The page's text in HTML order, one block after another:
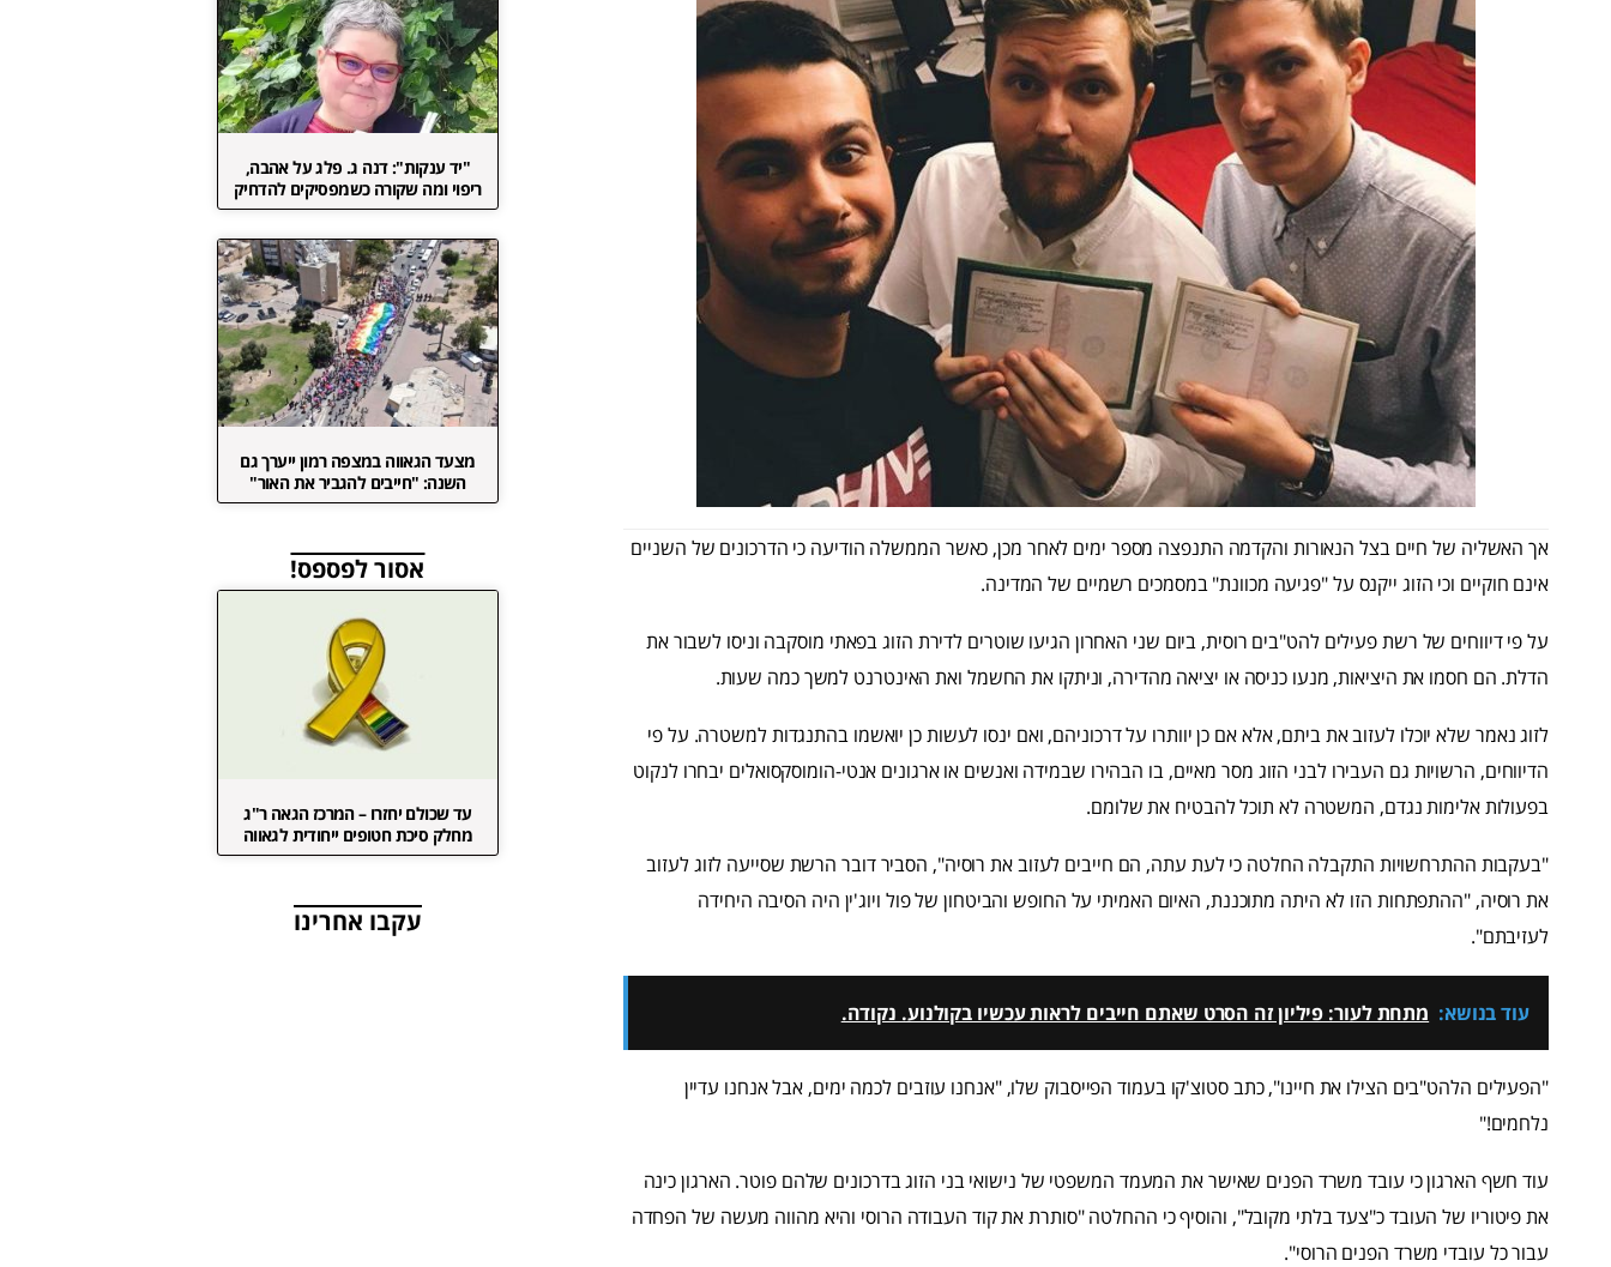
אך האשליה של חיים בצל הנאורות והקדמה התנפצה מספר ימים לאחר מכן, כאשר הממשלה הודיעה כי הדרכונים של השניים
אינם חוקיים וכי הזוג ייקנס על "פגיעה מכוונת" במסמכים רשמיים של המדינה.
על פי דיווחים של רשת פעילים להט"בים רוסית, ביום שני האחרון הגיעו שוטרים לדירת הזוג בפאתי מוסקבה וניסו לשבור את
הדלת. הם חסמו את היציאות, מנעו כניסה או יציאה מהדירה, וניתקו את החשמל ואת האינטרנט למשך כמה שעות.
לזוג נאמר שלא יוכלו לעזוב את ביתם, אלא אם כן יוותרו על דרכוניהם, ואם ינסו לעשות כן יואשמו בהתנגדות למשטרה. על פי
הדיווחים, הרשויות גם העבירו לבני הזוג מסר מאיים, בו הבהירו שבמידה ואנשים או ארגונים אנטי-הומוסקסואלים יבחרו לנקוט
בפעולות אלימות נגדם, המשטרה לא תוכל להבטיח את שלומם.
"בעקבות ההתרחשויות התקבלה החלטה כי לעת עתה, הם חייבים לעזוב את רוסיה", הסביר דובר הרשת שסייעה לזוג לעזוב
את רוסיה, "ההתפתחות הזו לא היתה מתוכננת, האיום האמיתי על החופש והביטחון של פול ויוג'ין היה הסיבה היחידה
לעזיבתם".
עוד בנושא: מתחת לעור: פיליון זה הסרט שאתם חייבים לראות עכשיו בקולנוע. נקודה.
"הפעילים הלהט"בים הצילו את חיינו", כתב סטוצ'קו בעמוד הפייסבוק שלו, "אנחנו עוזבים לכמה ימים, אבל אנחנו עדיין
נלחמים!"
עוד חשף הארגון כי עובד משרד הפנים שאישר את המעמד המשפטי של נישואי בני הזוג בדרכונים שלהם פוטר. הארגון כינה
את פיטוריו של העובד כ"צעד בלתי מקובל", והוסיף כי ההחלטה "סותרת את קוד העבודה הרוסי והיא מהווה מעשה של הפחדה
עבור כל עובדי משרד הפנים הרוסי".
"יד ענקות": דנה ג. פלג על אהבה,
ריפוי ומה שקורה כשמפסיקים להדחיק
מצעד הגאווה במצפה רמון ייערך גם
השנה: "חייבים להגביר את האור"
אסור לפספס!
עד שכולם יחזרו – המרכז הגאה ר"ג
מחלק סיכת חטופים ייחודית לגאווה
עקבו אחרינו